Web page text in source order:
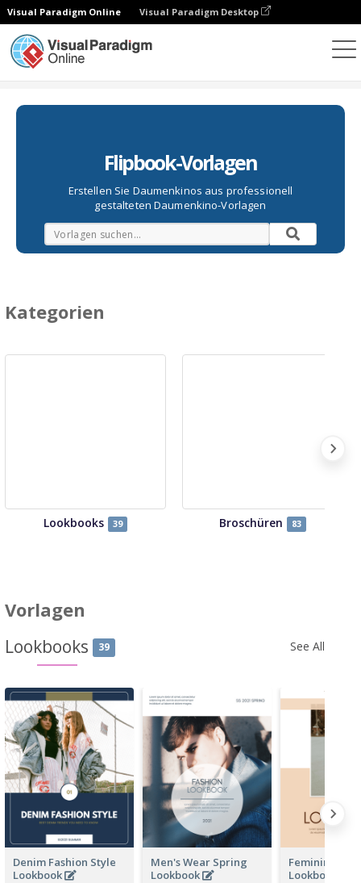
Visual Paradigm Online Visual Paradigm Desktop
Flipbook-Vorlagen
Erstellen Sie Daumenkinos aus professionell
gestalteten Daumenkino-Vorlagen
Kategorien
Lookbooks 39 Broschüren 83
Vorlagen
Lookbooks 39 See All
Denim Fashion Style
Lookbook
Men's Wear Spring
Lookbook
Feminine
Lookbook